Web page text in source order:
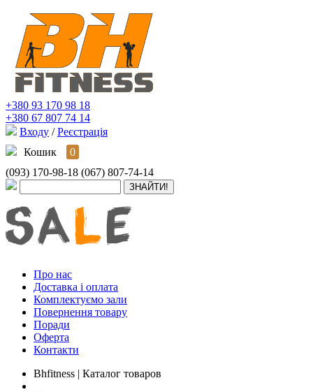
+380 93 170 98 18
+380 67 807 74 14
Входу / Реєстрація
Кошик
0
(093) 170-98-18 (067) 807-74-14
Про нас
Доставка і оплата
Комплектуємо зали
Повернення товару
Поради
Оферта
Контакти
Bhfitness | Каталог товаров